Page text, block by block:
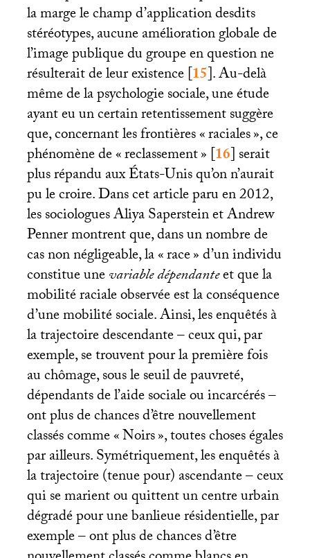
la marge le champ d’application desdits
stéréotypes, aucune amélioration globale de
l’image publique du groupe en question ne
résulterait de leur existence[15]. Au-delà
même de la psychologie sociale, une étude
ayant eu un certain retentissement suggère
que, concernant les frontières «raciales», ce
phénomène de «reclassement»[16]serait
plus répandu aux États-Unis qu’on n’aurait
pu le croire. Dans cet article paru en 2012,
les sociologues Aliya Saperstein et Andrew
Penner montrent que, dans un nombre de
cas non négligeable, la «race» d’un individu
constitue unevariable dépendanteet que la
mobilité raciale observée est la conséquence
d’une mobilité sociale. Ainsi, les enquêtés à
la trajectoire descendante – ceux qui, par
exemple, se trouvent pour la première fois
au chômage, sous le seuil de pauvreté,
dépendants de l’aide sociale ou incarcérés –
ont plus de chances d’être nouvellement
classés comme «Noirs», toutes choses égales
par ailleurs. Symétriquement, les enquêtés à
la trajectoire (tenue pour) ascendante – ceux
qui se marient ou quittent un centre urbain
dégradé pour une banlieue résidentielle, par
exemple – ont plus de chances d’être